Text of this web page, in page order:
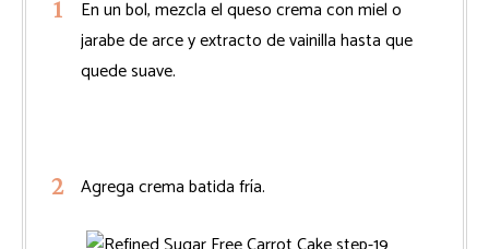
En un bol, mezcla el queso crema con miel o
jarabe de arce y extracto de vainilla hasta que
quede suave.
Agrega crema batida fría.